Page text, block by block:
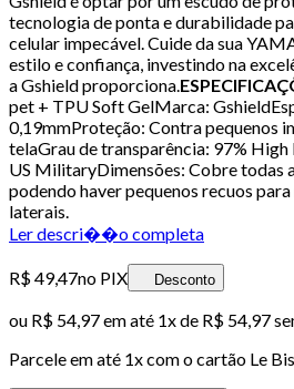
tecnologia de ponta e durabilidade
celular impecável. Cuide da sua
estilo e confiança, investindo na
a Gshield proporciona.
pet + TPU Soft GelMarca:
0,19mmProteção: Contra pequenos
telaGrau de transparência: 97%
US MilitaryDimensões: Cobre todas
podendo haver pequenos recuos
laterais.
Ler descri��o completa
R$ 49,47no PIX Desconto
ou R$ 54,97em até 1x de R$ 54,97
Parcele em até 1x com o cartão Le